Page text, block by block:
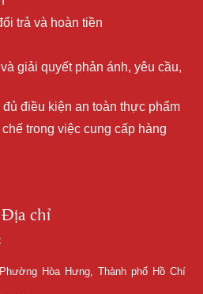
trả và hoàn tiền
giải quyết phản ánh, yêu cầu,
điều kiện an toàn thực phẩm
trong việc cung cấp hàng
Địa chỉ
Hòa Hưng, Thành phố Hồ Chí